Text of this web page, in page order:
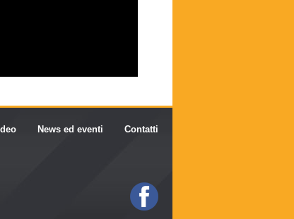
News ed eventi Contatti